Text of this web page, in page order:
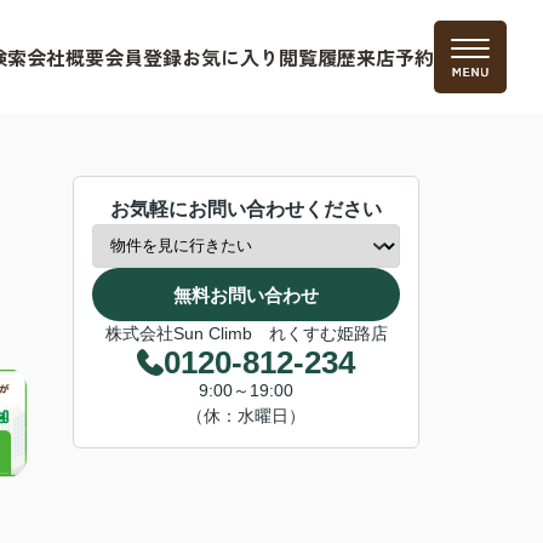
索会社概要会員登録お気に入り 閲覧履歴来店予約
お気軽にお問い合わせください
無料お問い合わせ
株式会社Sun Climb れくすむ姫路店
0120-812-234
9:00～19:00
（休：水曜日）